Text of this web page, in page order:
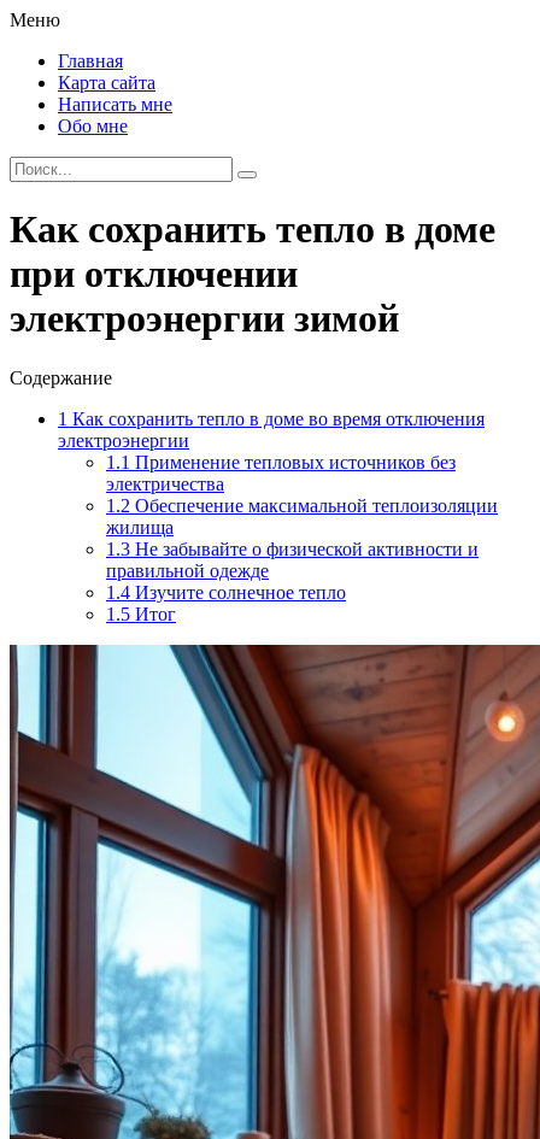
Меню
Главная
Карта сайта
Написать мне
Обо мне
Как сохранить тепло в доме
при отключении
электроэнергии зимой
Содержание
1 Как сохранить тепло в доме во время отключения
электроэнергии
1.1 Применение тепловых источников без
электричества
1.2 Обеспечение максимальной теплоизоляции
жилища
1.3 Не забывайте о физической активности и
правильной одежде
1.4 Изучите солнечное тепло
1.5 Итог